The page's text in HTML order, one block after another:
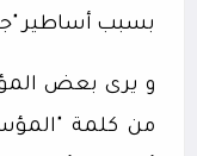
بسبب أساطير
و يرى بعض
من كلمة